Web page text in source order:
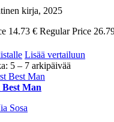
kirja, 2025
14.73 € Regular Price
Lisää vertailuun
5 – 7 arkipäivää
Man
Sosa